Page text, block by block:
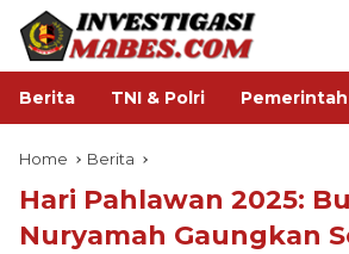
Berita TNI & Polri Pemerintah
Home Berita
Hari Pahlawan 2025:
Nuryamah Gaungkan